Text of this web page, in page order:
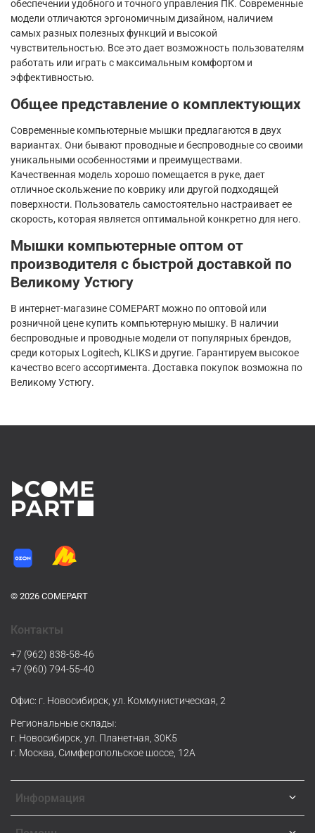
обеспечении удобного и точного управления ПК. Современные
модели отличаются эргономичным дизайном, наличием
самых разных полезных функций и высокой
чувствительностью. Все это дает возможность пользователям
работать или играть с максимальным комфортом и
эффективностью.
Общее представление о комплектующих
Современные компьютерные мышки предлагаются в двух
вариантах. Они бывают проводные и беспроводные со своими
уникальными особенностями и преимуществами.
Качественная модель хорошо помещается в руке, дает
отличное скольжение по коврику или другой подходящей
поверхности. Пользователь самостоятельно настраивает ее
скорость, которая является оптимальной конкретно для него.
Мышки компьютерные оптом от
производителя с быстрой доставкой по
Великому Устюгу
В интернет-магазине COMEPART можно по оптовой или
розничной цене купить компьютерную мышку. В наличии
беспроводные и проводные модели от популярных брендов,
среди которых Logitech, KLIKS и другие. Гарантируем высокое
качество всего ассортимента. Доставка покупок возможна по
Великому Устюгу.
© 2026 COMEPART
Информация
Контакты
+7 (962) 838-58-46
+7 (960) 794-55-40
Офис: г. Новосибирск, ул. Коммунистическая, 2
Региональные склады:
г. Новосибирск, ул. Планетная, 30К5
г. Москва, Симферопольское шоссе, 12А